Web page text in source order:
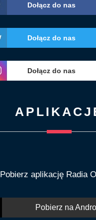
Dołącz do nas
Dołącz do nas
Dołącz do nas
Pobierz aplikację Radia
Pobierz na